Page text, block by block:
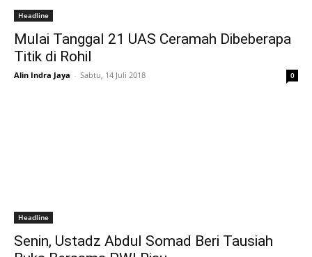
Headline
Mulai Tanggal 21 UAS Ceramah Dibeberapa
Titik di Rohil
Alin Indra Jaya - Sabtu, 14 Juli 2018 0
Headline
Senin, Ustadz Abdul Somad Beri Tausiah